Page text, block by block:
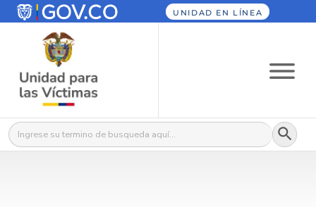
UNIDAD EN LÍNEA
Buscar: Botón